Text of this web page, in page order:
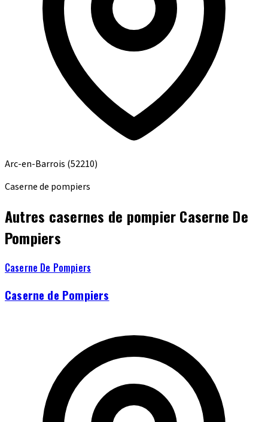
Arc-en-Barrois (52210)
Caserne de pompiers
Autres casernes de pompier Caserne De
Pompiers
Caserne De Pompiers
Caserne de Pompiers